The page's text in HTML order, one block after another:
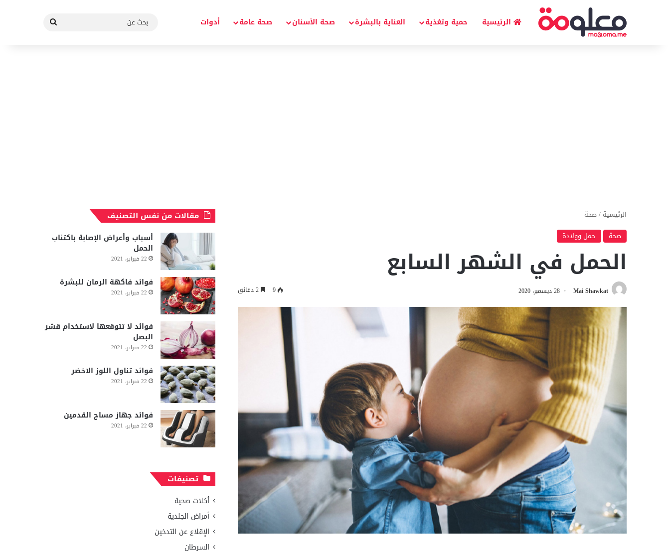
الرئيسية حمية وتغذية العناية بالبشرة صحة الأسنان صحة عامة أدوات
بحث
الرئيسية /صحة
صحة
حمل وولادة
الحمل في الشهر السابع
Mai Shawkat 28 ديسمبر، 2020 9
مقالات من نفس التصنيف
أسباب وأعراض الإصابة باكتئاب
الحمل
22 فبراير، 2021
فوائد فاكهة الرمان للبشرة
22 فبراير، 2021
فوائد لا تتوقعها لاستخدام قشر
البصل
22 فبراير، 2021
فوائد تناول اللوز الاخضر
22 فبراير، 2021
فوائد جهاز مساج القدمين
22 فبراير، 2021
تصنيفات
أكلات صحية
أمراض الجلدية
الإقلاع عن التدخين
السرطان